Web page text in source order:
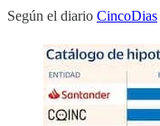
Según el diario CincoDias